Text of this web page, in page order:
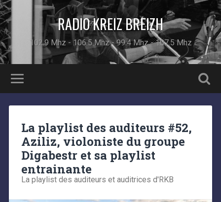
RADIO KREIZ BREIZH
102.9 Mhz - 106.5 Mhz - 99.4 Mhz - 107.5 Mhz
La playlist des auditeurs #52,
Aziliz, violoniste du groupe
Digabestr et sa playlist
entrainante
La playlist des auditeurs et auditrices d'RKB